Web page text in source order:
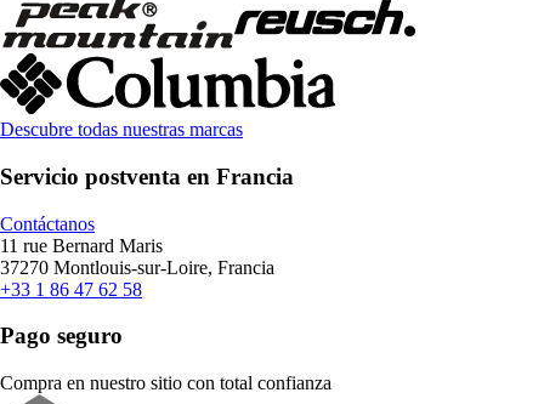
Descubre todas nuestras marcas
Servicio postventa en Francia
Contáctanos
11 rue Bernard Maris
37270 Montlouis-sur-Loire, Francia
+33 1 86 47 62 58
Pago seguro
Compra en nuestro sitio con total confianza